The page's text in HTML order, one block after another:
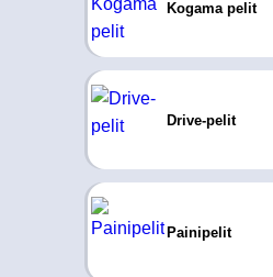
Kogama pelit
Drive-pelit
Painipelit